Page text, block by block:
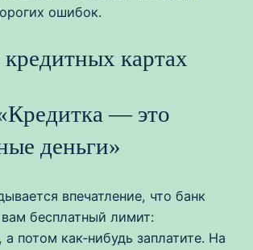
ошибок.
картах
— это
деньги»
впечатление, что банк
бесплатный лимит:
а потом как‑нибудь заплатите. На